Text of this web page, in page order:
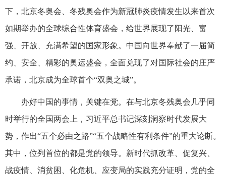
下，北京冬奥会、冬残奥会作为新冠肺炎疫情发生以来首次
如期举办的全球综合性体育盛会，给世界展现了阳光、富
强、开放、充满希望的国家形象。中国向世界奉献了一届简
约、安全、精彩的奥运盛会，全面兑现了对国际社会的庄严
承诺，北京成为全球首个“双奥之城”。
办好中国的事情，关键在党。在与北京冬残奥会几乎同
时举行的全国两会上，习近平总书记深刻洞察时代发展大
势，作出“五个必由之路”“五个战略性有利条件”的重大论断。
其中，位列首位的都是党的领导。新时代抓改革、促复兴、
战疫情、消贫困、化危机、应变局的实践充分证明，党的全